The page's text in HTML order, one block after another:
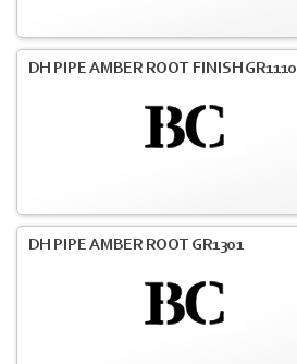
DH PIPE AMBER ROOT FINISH GR1110
DH PIPE AMBER ROOT GR1301